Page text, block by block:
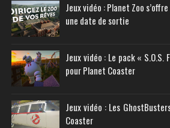
Jeux vidéo : Planet Zoo
une date de sortie
Jeux vidéo : Le pack «
pour Planet Coaster
Jeux vidéo : Les
Coaster